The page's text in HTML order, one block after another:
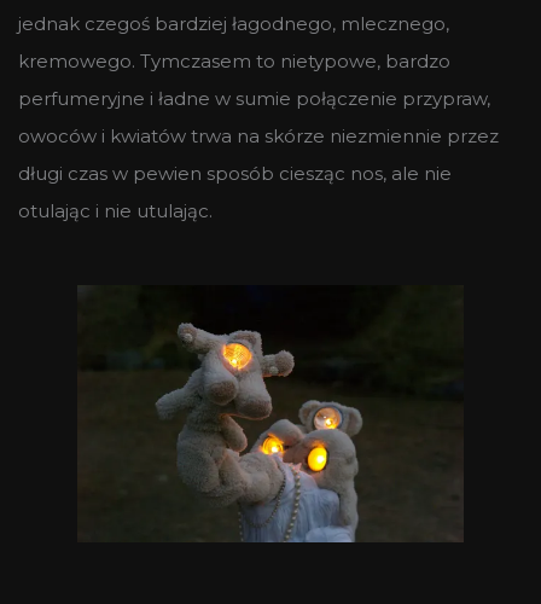
jednak czegoś bardziej łagodnego, mlecznego,
kremowego. Tymczasem to nietypowe, bardzo
perfumeryjne i ładne w sumie połączenie przypraw,
owoców i kwiatów trwa na skórze niezmiennie przez
długi czas w pewien sposób ciesząc nos, ale nie
otulając i nie utulając.